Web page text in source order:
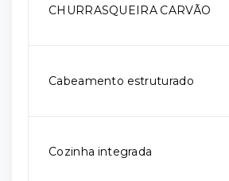
CHURRASQUEIRA CARVÃO
Cabeamento estruturado
Cozinha integrada